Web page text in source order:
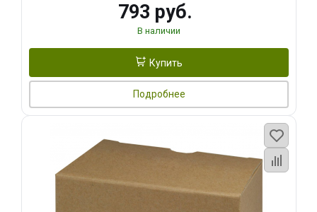
793 руб.
В наличии
Купить
Подробнее